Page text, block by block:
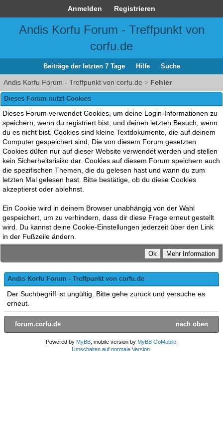
Anmelden Registrieren
Andis Korfu Forum - Treffpunkt von
corfu.de
Beiträge der letzten 7 Tage Hilfe Suche
Andis Korfu Forum - Treffpunkt von corfu.de > Fehler
Dieses Forum nutzt Cookies
Dieses Forum verwendet Cookies, um deine Login-Informationen zu
speichern, wenn du registriert bist, und deinen letzten Besuch, wenn
du es nicht bist. Cookies sind kleine Textdokumente, die auf deinem
Computer gespeichert sind; Die von diesem Forum gesetzten
Cookies düfen nur auf dieser Website verwendet werden und stellen
kein Sicherheitsrisiko dar. Cookies auf diesem Forum speichern auch
die spezifischen Themen, die du gelesen hast und wann du zum
letzten Mal gelesen hast. Bitte bestätige, ob du diese Cookies
akzeptierst oder ablehnst.
Ein Cookie wird in deinem Browser unabhängig von der Wahl
gespeichert, um zu verhindern, dass dir diese Frage erneut gestellt
wird. Du kannst deine Cookie-Einstellungen jederzeit über den Link
in der Fußzeile ändern.
Andis Korfu Forum - Treffpunkt von corfu.de
Der Suchbegriff ist ungültig. Bitte gehe zurück und versuche es
erneut.
nach oben
forum.corfu.de
Powered by MyBB, mobile version by MyBB GoMobile.
Umschalten auf normale Version